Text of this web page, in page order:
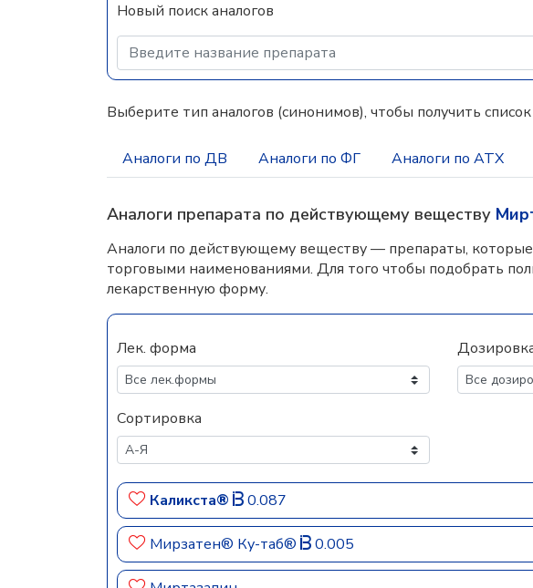
Новый поиск аналогов
Выберите тип аналогов (синонимов), чтобы получить
Аналоги по ДВ Аналоги по ФГ Аналоги по АТХ
Аналоги препарата по действующему веществу
Аналоги по действующему веществу — препараты,
торговыми наименованиями. Для того чтобы подобрать
лекарственную форму.
Лек. форма
Сортировка
Каликста® 0.087
Мирзатен® Ку-таб® 0.005